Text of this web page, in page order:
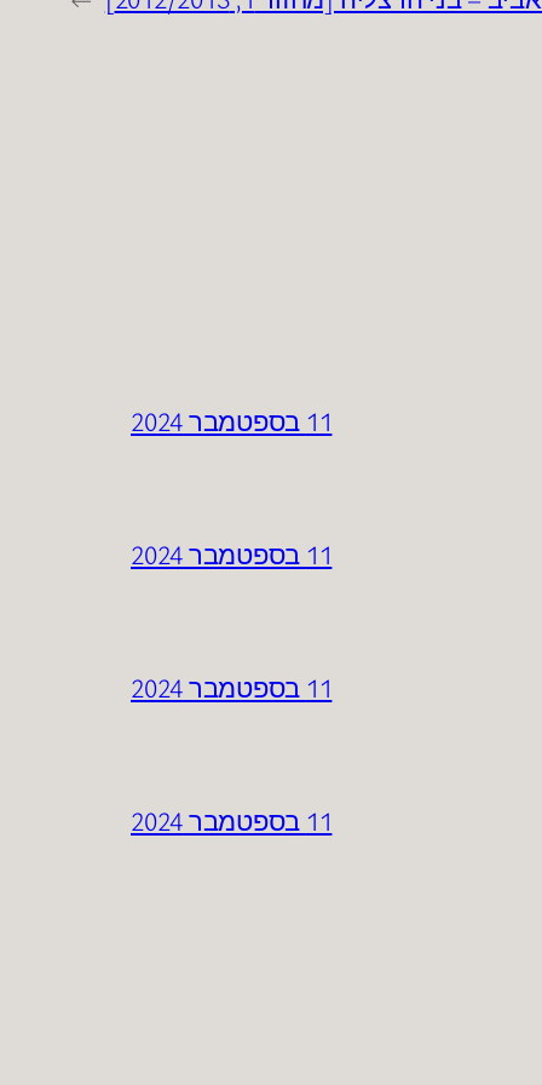
11 בספטמבר 2024
11 בספטמבר 2024
11 בספטמבר 2024
11 בספטמבר 2024